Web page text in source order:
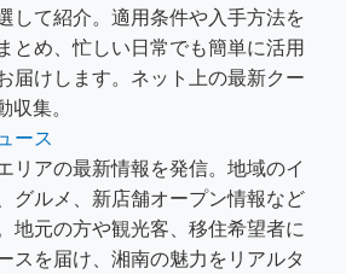
して紹介。適用条件や入手方法を
とめ、忙しい日常でも簡単に活用
届けします。ネット上の最新クー
収集。
ース
リアの最新情報を発信。地域のイ
グルメ、新店舗オープン情報など
地元の方や観光客、移住希望者に
スを届け、湘南の魅力をリアルタ